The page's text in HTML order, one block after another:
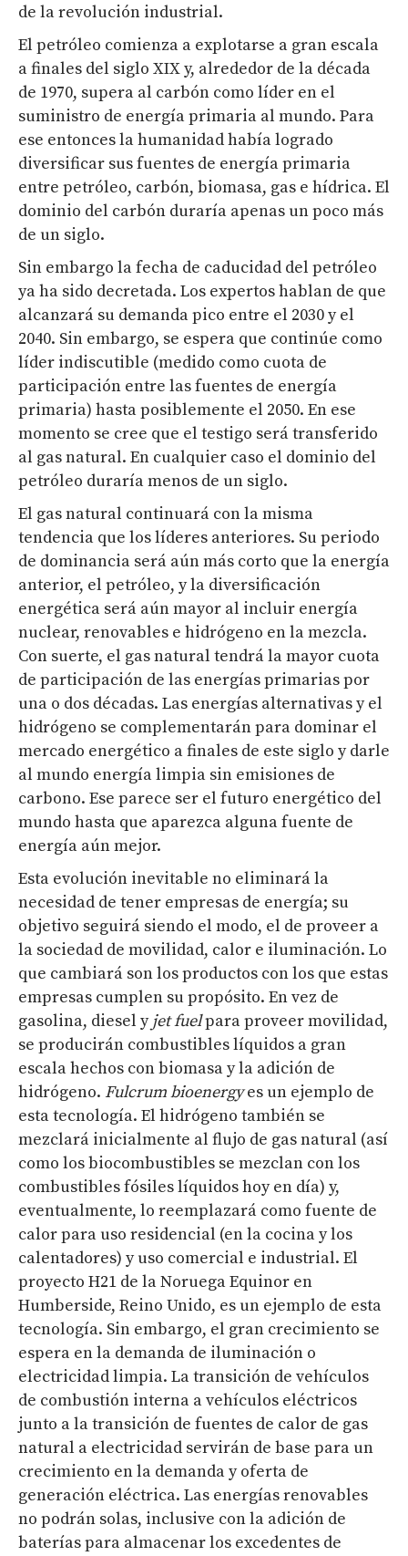
de la revolución industrial.
El petróleo comienza a explotarse a gran escala
a finales del siglo XIX y, alrededor de la década
de 1970, supera al carbón como líder en el
suministro de energía primaria al mundo. Para
ese entonces la humanidad había logrado
diversificar sus fuentes de energía primaria
entre petróleo, carbón, biomasa, gas e hídrica. El
dominio del carbón duraría apenas un poco más
de un siglo.
Sin embargo la fecha de caducidad del petróleo
ya ha sido decretada. Los expertos hablan de que
alcanzará su demanda pico entre el 2030 y el
2040. Sin embargo, se espera que continúe como
líder indiscutible (medido como cuota de
participación entre las fuentes de energía
primaria) hasta posiblemente el 2050. En ese
momento se cree que el testigo será transferido
al gas natural. En cualquier caso el dominio del
petróleo duraría menos de un siglo.
El gas natural continuará con la misma
tendencia que los líderes anteriores. Su periodo
de dominancia será aún más corto que la energía
anterior, el petróleo, y la diversificación
energética será aún mayor al incluir energía
nuclear, renovables e hidrógeno en la mezcla.
Con suerte, el gas natural tendrá la mayor cuota
de participación de las energías primarias por
una o dos décadas. Las energías alternativas y el
hidrógeno se complementarán para dominar el
mercado energético a finales de este siglo y darle
al mundo energía limpia sin emisiones de
carbono. Ese parece ser el futuro energético del
mundo hasta que aparezca alguna fuente de
energía aún mejor.
Esta evolución inevitable no eliminará la
necesidad de tener empresas de energía; su
objetivo seguirá siendo el modo, el de proveer a
la sociedad de movilidad, calor e iluminación. Lo
que cambiará son los productos con los que estas
empresas cumplen su propósito. En vez de
gasolina, diesel yjet fuelpara proveer movilidad,
se producirán combustibles líquidos a gran
escala hechos con biomasa y la adición de
hidrógeno. Fulcrum bioenergyes un ejemplo de
esta tecnología. El hidrógeno también se
mezclará inicialmente al flujo de gas natural (así
como los biocombustibles se mezclan con los
combustibles fósiles líquidos hoy en día) y,
eventualmente, lo reemplazará como fuente de
calor para uso residencial (en la cocina y los
calentadores) y uso comercial e industrial. El
proyecto H21 de la Noruega Equinor en
Humberside, Reino Unido, es un ejemplo de esta
tecnología. Sin embargo, el gran crecimiento se
espera en la demanda de iluminación o
electricidad limpia. La transición de vehículos
de combustión interna a vehículos eléctricos
junto a la transición de fuentes de calor de gas
natural a electricidad servirán de base para un
crecimiento en la demanda y oferta de
generación eléctrica. Las energías renovables
no podrán solas, inclusive con la adición de
baterías para almacenar los excedentes de